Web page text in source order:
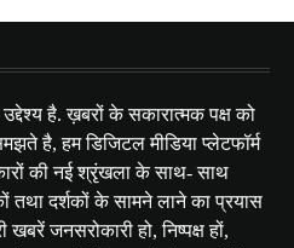
उद्देश्य है. ख़बरों के सकारात्मक पक्ष को
है, हम डिजिटल मीडिया प्लेटफॉर्म
की नई श्रृंखला के साथ- साथ
तथा दर्शकों के सामने लाने का प्रयास
जनसरोकारी हो, निष्पक्ष हों,